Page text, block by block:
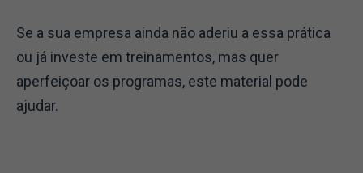
Se a sua empresa ainda não aderiu a essa prática
ou já investe em treinamentos, mas quer
aperfeiçoar os programas, este material pode
ajudar.